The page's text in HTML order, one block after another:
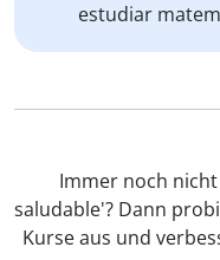
estudiar
Immer noch
saludable'? Dann
Kurse aus und